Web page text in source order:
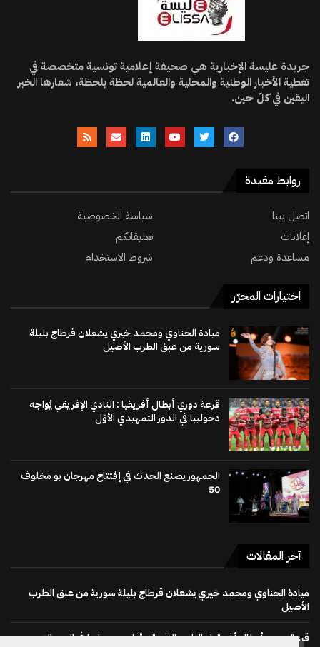
جريدة عليسة الإخبارية هي صحيفة إعلامية تونسية متخصصة في
تغطية الأخبار الوطنية والمحلية والعالمية لحظة بلحظة، شعارها الخبر
اليقين في كلّ حين.
روابط مفيدة
اتصل بينا
سياسة الخصوصية
إعلانات
تعليقاتكم
مساعدة ودعم
شروط الاستخدام
اختيارات المحرّر
ميادة الحناوي ومحمد خيري يشعلان قرطاج بليلة
سورية من عبق الطرب الأصيل
قرعة دوري أبطال أفريقيا : النادي الإفريقي يُواجه
دجوليبا في الدور التمهيدي الأوّل
الجمهور يصنع الحدث في إفتتاح مهرجان بو مخلوف
50
آخر المقالات
ميادة الحناوي ومحمد خيري يشعلان قرطاج بليلة سورية من عبق الطرب
الأصيل
قرعة دوري أبطال أفريقيا : النادي الإفريقي يُواجه دجوليبا في الدور التمهيدي